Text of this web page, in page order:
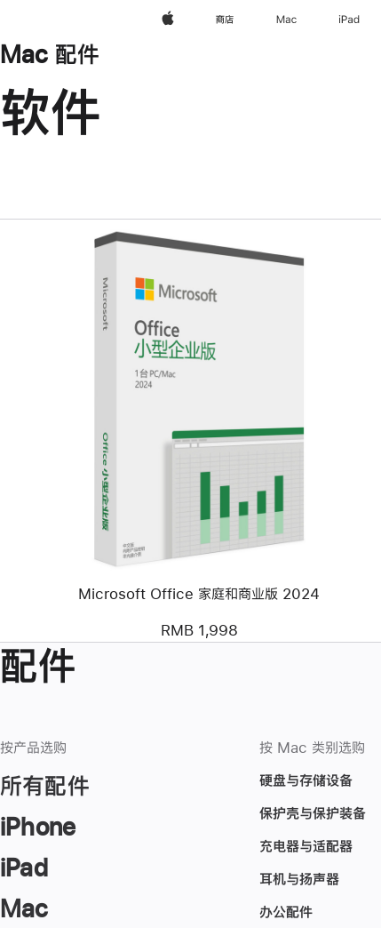
Apple 商店 Mac iPad
Mac 配件
软件
上
图
像
Microsoft
业
2024
Microsoft Office 家庭和商业版 2024
RMB 1,998
配件
按产品选购
所有配件
iPhone
iPad
Mac
按 Mac 类别选购
硬盘与存储设备
保护壳与保护装备
充电器与适配器
耳机与扬声器
办公配件